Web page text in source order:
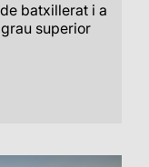
batxillerat i a
superior